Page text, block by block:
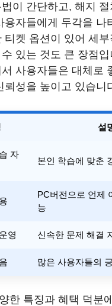
이 간단하고, 해지
용자들에게 두각을 나
티켓 옵션이 있어 세
있는 것도 큰 장점
사용자들은 대체로
뢰성을 높이고 있습니
설
자
본인 학습에 맞춘
PC버전으로 언제
능
영 신속한 문제 해결
많은 사용자들의
한 특징과 혜택 덕분